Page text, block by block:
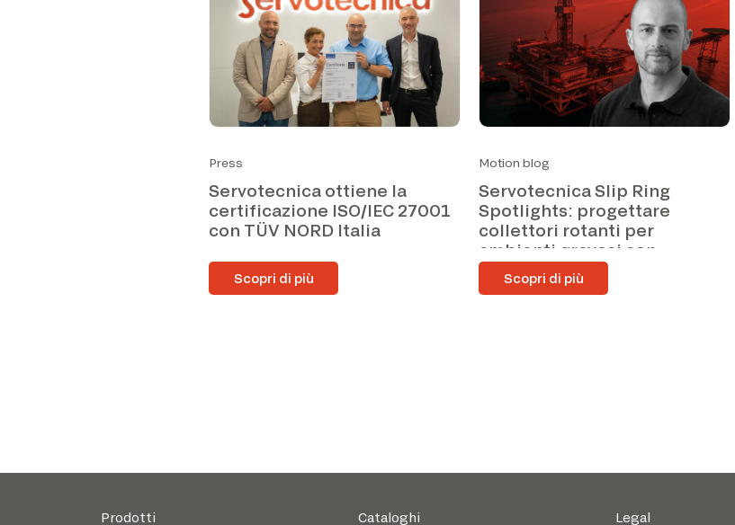
Press
Servotecnica ottiene la
certificazione ISO/IEC 27001
con TÜV NORD Italia
Scopri di più
Motion blog
Servotecnica Slip Ring
Spotlights: progettare
collettori rotanti per
ambienti gravosi con
Alessandro Bazzi
Scopri di più
Prodotti Cataloghi Legal